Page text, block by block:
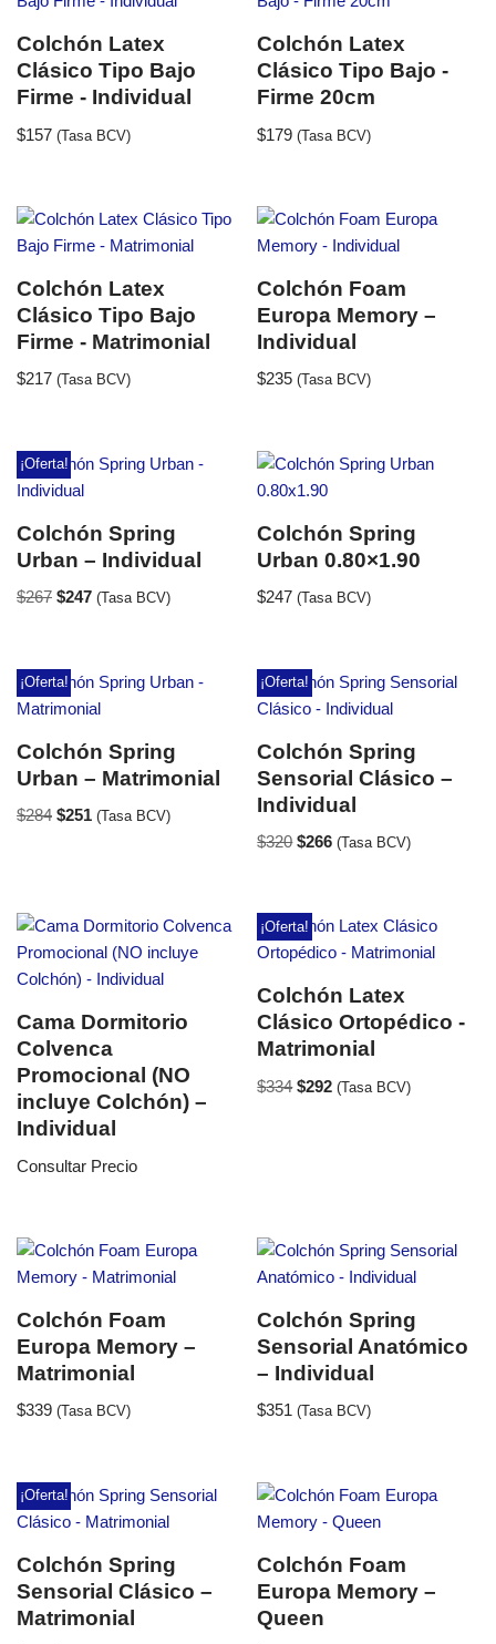
Colchón Latex
Clásico Tipo Bajo
Firme - Individual
$157 (Tasa BCV)
Colchón Latex
Clásico Tipo Bajo -
Firme 20cm
$179 (Tasa BCV)
Colchón Latex
Clásico Tipo Bajo
Firme - Matrimonial
$217 (Tasa BCV)
Colchón Foam
Europa Memory –
Individual
$235 (Tasa BCV)
¡Oferta!
Colchón Spring
Urban – Individual
$267 $247 (Tasa BCV)
Colchón Spring
Urban 0.80×1.90
$247 (Tasa BCV)
¡Oferta!
Colchón Spring
Urban – Matrimonial
$284 $251 (Tasa BCV)
¡Oferta!
Colchón Spring
Sensorial Clásico –
Individual
$320 $266 (Tasa BCV)
Cama Dormitorio
Colvenca
Promocional (NO
incluye Colchón) –
Individual
Consultar Precio
¡Oferta!
Colchón Latex
Clásico Ortopédico -
Matrimonial
$334 $292 (Tasa BCV)
Colchón Foam
Europa Memory –
Matrimonial
$339 (Tasa BCV)
Colchón Spring
Sensorial Anatómico
– Individual
$351 (Tasa BCV)
¡Oferta!
Colchón Spring
Sensorial Clásico –
Matrimonial
Colchón Foam
Europa Memory –
Queen